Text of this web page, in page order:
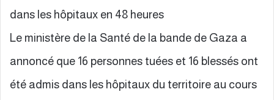
dans les hôpitaux en 48 heures
Le ministère de la Santé de la bande de Gaza a
annoncé que 16 personnes tuées et 16 blessés ont
été admis dans les hôpitaux du territoire au cours